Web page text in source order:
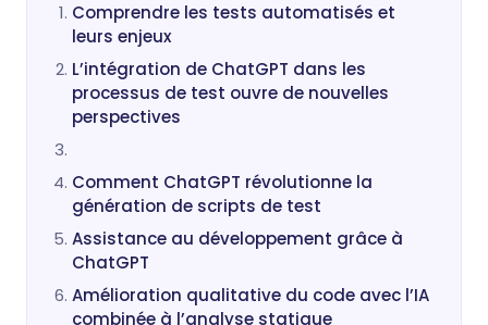
Comprendre les tests automatisés et
leurs enjeux
L’intégration de ChatGPT dans les
processus de test ouvre de nouvelles
perspectives
Comment ChatGPT révolutionne la
génération de scripts de test
Assistance au développement grâce à
ChatGPT
Amélioration qualitative du code avec l’IA
combinée à l’analyse statique